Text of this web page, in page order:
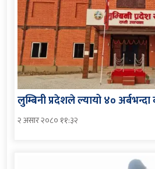
लुम्बिनी प्रदेशले ल्यायो ४०
२ असार २०८० ११:३२